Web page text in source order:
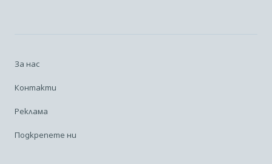
За нас
Контакти
Реклама
Подкрепете ни